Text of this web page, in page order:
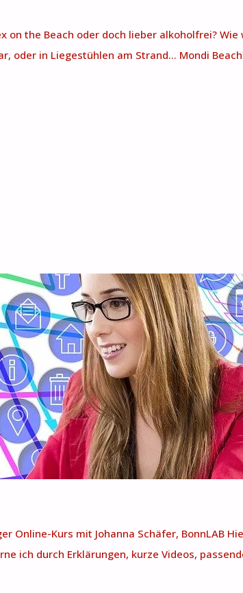
on the Beach oder doch lieber alkoholfrei?
oder in Liegestühlen am Strand… Mondi
Online-Kurs mit Johanna Schäfer, BonnLAB
ich durch Erklärungen, kurze Videos,